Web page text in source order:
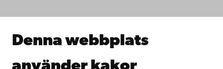
Denna webbplats
Samarbeta med oss
Kontinuerligt lärande
Gå med i Åbo Akademis alumnnätverk